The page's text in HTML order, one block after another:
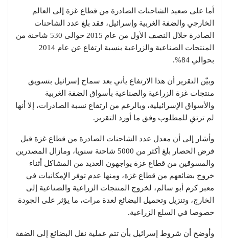
أما على صعيد الشاحنات الصادرة من قطاع غزة إلى العالم
الخارجي والضفة الغربية وإسرائيل، فقد بلغ عدد الشاحنات
الصادرة خلال النصف الأول من عام 2015 حوالى 530 شاحنة من
المنتجات الصناعية والزراعية بنسبة ارتفاع عن عام 2014
بحوالي 84%.
وبيّن التقرير أن هذا الارتفاع يأتي بعد سماح إسرائيل بتسويق
منتجات غزة الزراعية والصناعية بأسواق الضفة الغربية
والأسواق الإسرائيلية، وبالرغم من ارتفاع نسبة الصادرات، إلا أنها
لم ترتقِ للمطلوب وفق ما أورد التقرير.
وأشار إلى أن معدل عدد الشاحنات الصادرة من قطاع غزة قبل
فرض الحصار بلغ أكثر من 5000 شاحنة سنويا، ومازال المصدرين
والمسوقين من قطاع غزة يواجهون العديد من المشاكل أثناء
خروج بضائعهم من قطاع غزة، ومنها عدم توفر الإمكانيات في
معبر كرم أبو سالم، لخروج المنتجات الزراعية والصناعية إلى
الخارج، وتنزيل وتحميل البضائع لعدة مرات، ما يؤثر على الجودة
خصوصا في السلع الزراعية.
وأوضح أن شروط إسرائيل بأن تتم عملية نقل البضائع إلى الضفة